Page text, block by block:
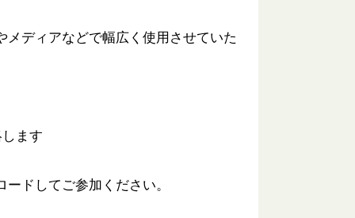
ディアなどで幅広く使用させていた
ます
ドしてご参加ください。